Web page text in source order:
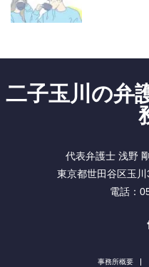
二子玉川の弁
代表弁護士 浅野
東京都世田谷区玉
電話：
事務所概要